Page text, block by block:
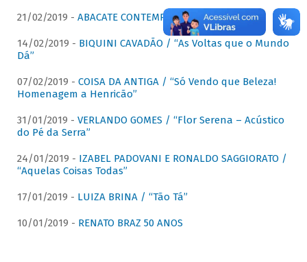
21/02/2019 - ABACATE CONTEMPORÂNEO
14/02/2019 - BIQUINI CAVADÃO / “As Voltas que o Mundo
Dá”
07/02/2019 - COISA DA ANTIGA / “Só Vendo que Beleza!
Homenagem a Henricão”
31/01/2019 - VERLANDO GOMES / “Flor Serena – Acústico
do Pé da Serra”
24/01/2019 - IZABEL PADOVANI E RONALDO SAGGIORATO /
“Aquelas Coisas Todas”
17/01/2019 - LUIZA BRINA / “Tão Tá”
10/01/2019 - RENATO BRAZ 50 ANOS